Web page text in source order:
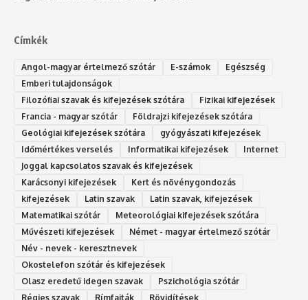
Címkék
Angol-magyar értelmező szótár E-számok
Egészség
Emberi tulajdonságok
Filozófiai szavak és kifejezések szótára
Fizikai kifejezések
Francia - magyar szótár
Földrajzi kifejezések szótára
Geológiai kifejezések szótára
gyógyászati kifejezések
Időmértékes verselés
Informatikai kifejezések
Internet
Joggal kapcsolatos szavak és kifejezések
Karácsonyi kifejezések
Kert és növénygondozás
kifejezések
Latin szavak
Latin szavak, kifejezések
Matematikai szótár
Meteorológiai kifejezések szótára
Művészeti kifejezések
Német - magyar értelmező szótár
Név - nevek - keresztnevek
Okostelefon szótár és kifejezések
Olasz eredetű idegen szavak
Ps‮gólohciz‬ia s‮átóz‬r
Régies szavak
Rímfajták Rövidítések